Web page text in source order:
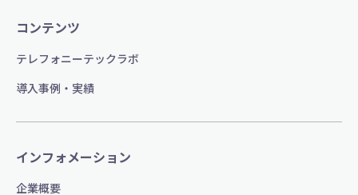
コンテンツ
テレフォニーテックラボ
導入事例・実績
インフォメーション
企業概要